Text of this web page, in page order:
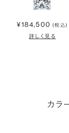
¥184,500 (税込)
詳しく見る
カラ